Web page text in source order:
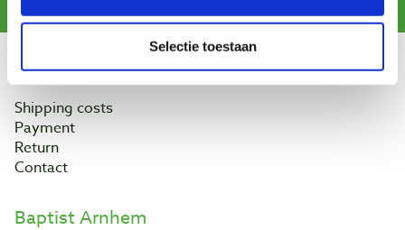
Selectie toestaan
Customer service
Shipping costs
Payment
Return
Contact
Baptist Arnhem